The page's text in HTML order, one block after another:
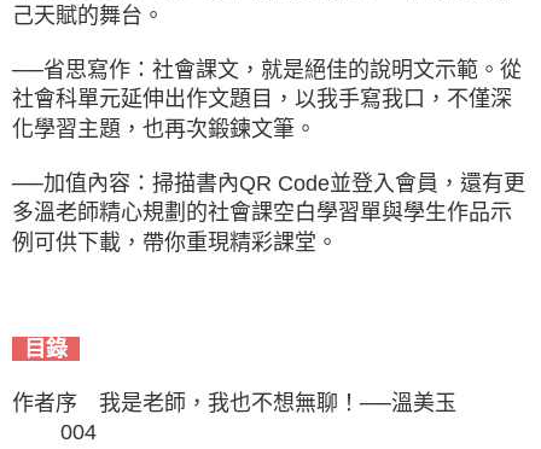
己天賦的舞台。
──省思寫作：社會課文，就是絕佳的說明文示範。從
社會科單元延伸出作文題目，以我手寫我口，不僅深
化學習主題，也再次鍛鍊文筆。
──加值內容：掃描書內QR Code並登入會員，還有更
多溫老師精心規劃的社會課空白學習單與學生作品示
例可供下載，帶你重現精彩課堂。
目錄
作者序 我是老師，我也不想無聊！──溫美玉
004